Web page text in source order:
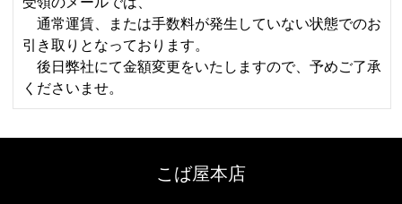
通常運賃、または手数料が発生していない状態でのお
引き取りとなっております。
後日弊社にて金額変更をいたしますので、予めご了承
くださいませ。
こば屋本店